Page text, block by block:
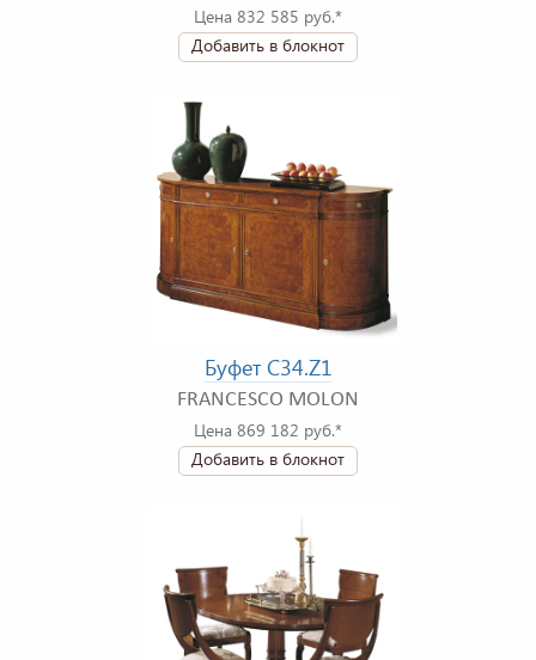
Цена 832 585 руб.*
Добавить в блокнот
Буфет C34.Z1
FRANCESCO MOLON
Цена 869 182 руб.*
Добавить в блокнот